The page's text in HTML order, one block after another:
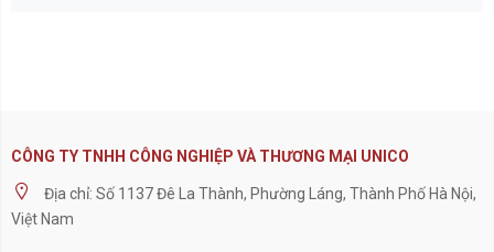
CÔNG TY TNHH CÔNG NGHIỆP VÀ THƯƠNG MẠI UNICO
Địa chỉ: Số 1137 Đê La Thành, Phường Láng, Thành Phố Hà Nội,
Việt Nam